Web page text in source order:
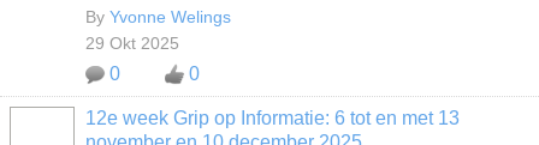
By Yvonne Welings
29 Okt 2025
0 0
12e week Grip op Informatie: 6 tot en met 13